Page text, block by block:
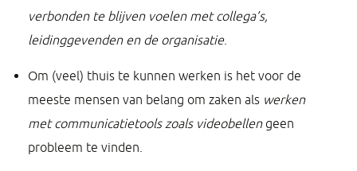
verbonden te blijven voelen met collega’s,
leidinggevenden en de organisatie.
Om (veel) thuis te kunnen werken is het voor de
meeste mensen van belang om zaken als werken
met communicatietools zoals videobellengeen
probleem te vinden.